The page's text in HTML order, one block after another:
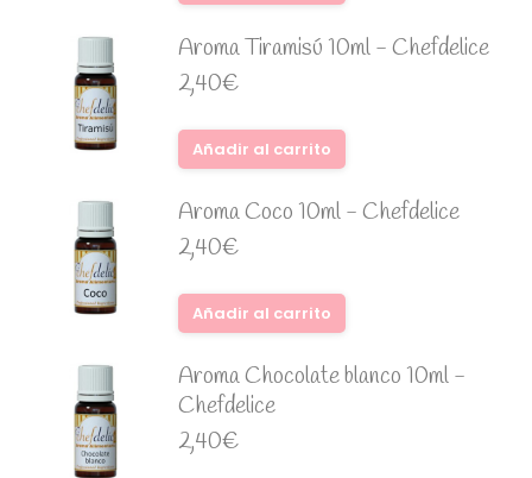
Aroma Tiramisú 10ml - Chefdelice
2,40€
Añadir al carrito
Aroma Coco 10ml - Chefdelice
2,40€
Añadir al carrito
Aroma Chocolate blanco 10ml -
Chefdelice
2,40€